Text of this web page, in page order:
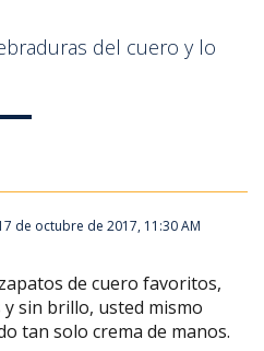
del cuero y lo
de octubre de 2017, 11:30 AM
de cuero favoritos,
sin brillo, usted mismo
tan solo crema de manos.